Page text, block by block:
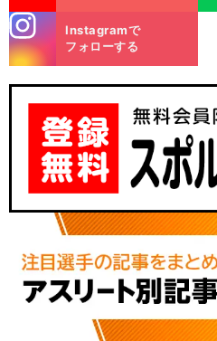
m
Instagramで
フォローする